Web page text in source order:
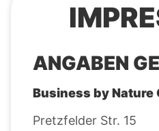
ANGABEN
Business by Nature
Pretzfelder Str. 15